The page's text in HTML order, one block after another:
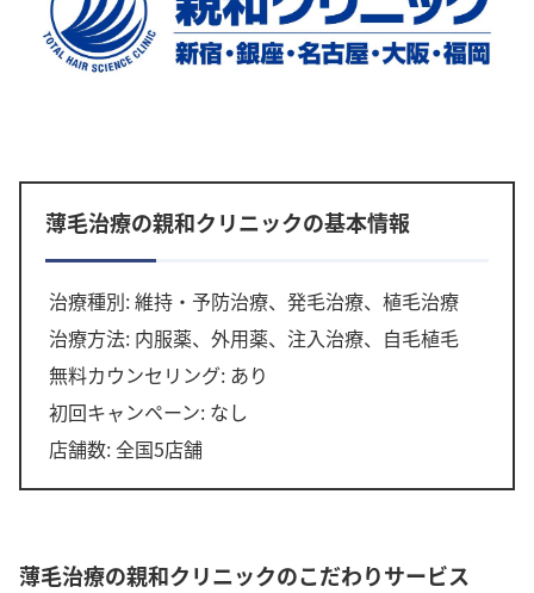
薄毛治療の親和クリニックの基本情報
治療種別: 維持・予防治療、発毛治療、植毛治療
治療方法: 内服薬、外用薬、注入治療、自毛植毛
無料カウンセリング: あり
初回キャンペーン: なし
店舗数: 全国5店舗
薄毛治療の親和クリニックのこだわりサービス